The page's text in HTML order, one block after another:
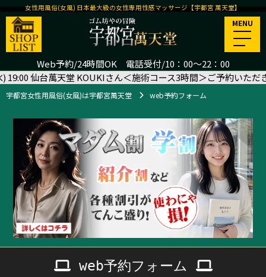
Web予約/24時間OK 電話受付/10：00～22：00
女性用風俗(女風) 日本最大級の女性専用性感マッサージ【宇都宮 萬天堂】
MENU
宇都宮女性用風俗(女風)は宇都宮萬天堂 web予約フォーム
萬天堂 KOUKIさん＜施術コース3時間＞ご予約いただきました🙇‍♂️
web予約フォーム